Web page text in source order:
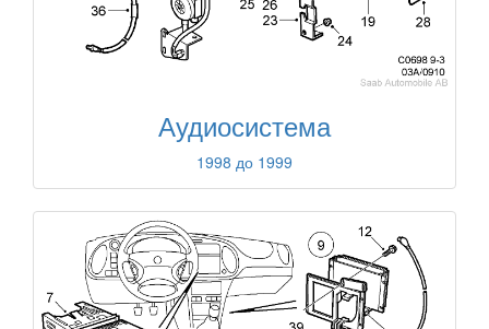
Аудиосистема
1998 до 1999